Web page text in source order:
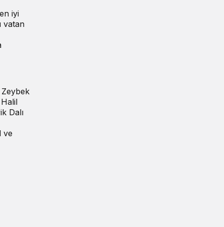
iyi
vatan
Dalı
ve